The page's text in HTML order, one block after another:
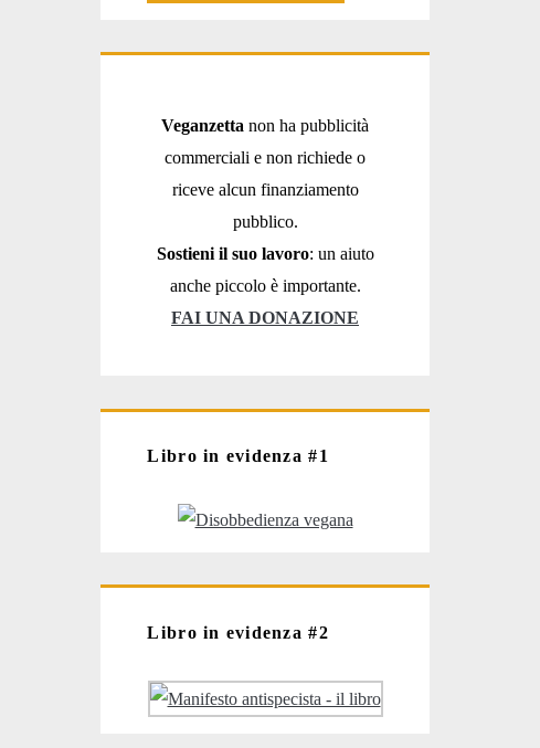
Veganzetta non ha pubblicità
commerciali e non richiede o
riceve alcun finanziamento
pubblico.
Sostieni il suo lavoro: un aiuto
anche piccolo è importante.
FAI UNA DONAZIONE
Libro in evidenza #1
Libro in evidenza #2